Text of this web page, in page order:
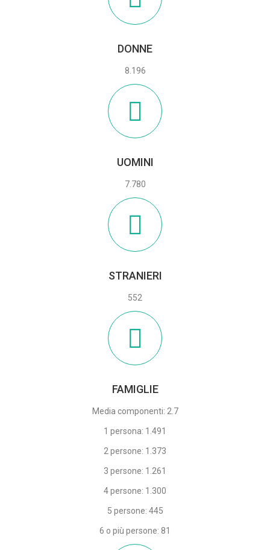
DONNE
8.196
UOMINI
7.780
STRANIERI
552
FAMIGLIE
Media componenti: 2.7
1 persona: 1.491
2 persone: 1.373
3 persone: 1.261
4 persone: 1.300
5 persone: 445
6 o più persone: 81